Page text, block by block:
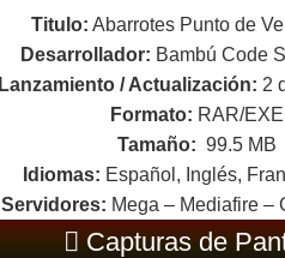
Titulo: Abarrotes Punto de
Desarrollador: Bambú Code
Lanzamiento / Actualización: 2
Formato: RAR/EXE
Tamaño: 99.5 MB
Idiomas: Español, Inglés,
Servidores: Mega – Mediafire –
Capturas de